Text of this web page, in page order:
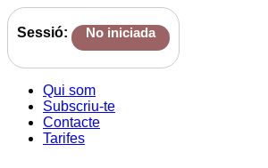
Sessió: No iniciada
Qui som
Subscriu-te
Contacte
Tarifes